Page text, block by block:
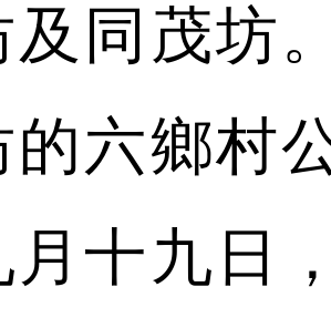
及同茂坊
的六鄉村
月十九日